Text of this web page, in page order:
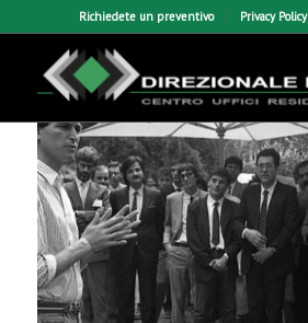
Richiedete un preventivo Privacy Policy